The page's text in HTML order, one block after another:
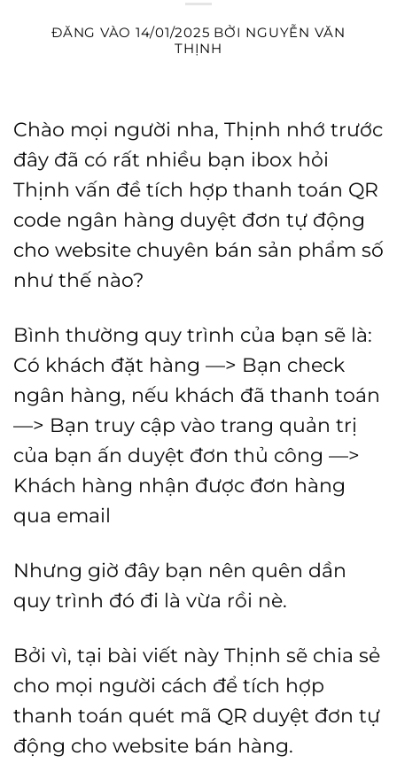
ĐĂNG VÀO 14/01/2025 BỞI NGUYỄN VĂN
THỊNH
Chào mọi người nha, Thịnh nhớ trước
đây đã có rất nhiều bạn ibox hỏi
Thịnh vấn đề tích hợp thanh toán QR
code ngân hàng duyệt đơn tự động
cho website chuyên bán sản phẩm số
như thế nào?
Bình thường quy trình của bạn sẽ là:
Có khách đặt hàng —> Bạn check
ngân hàng, nếu khách đã thanh toán
—> Bạn truy cập vào trang quản trị
của bạn ấn duyệt đơn thủ công —>
Khách hàng nhận được đơn hàng
qua email
Nhưng giờ đây bạn nên quên dần
quy trình đó đi là vừa rồi nè.
Bởi vì, tại bài viết này Thịnh sẽ chia sẻ
cho mọi người cách để tích hợp
thanh toán quét mã QR duyệt đơn tự
động cho website bán hàng.